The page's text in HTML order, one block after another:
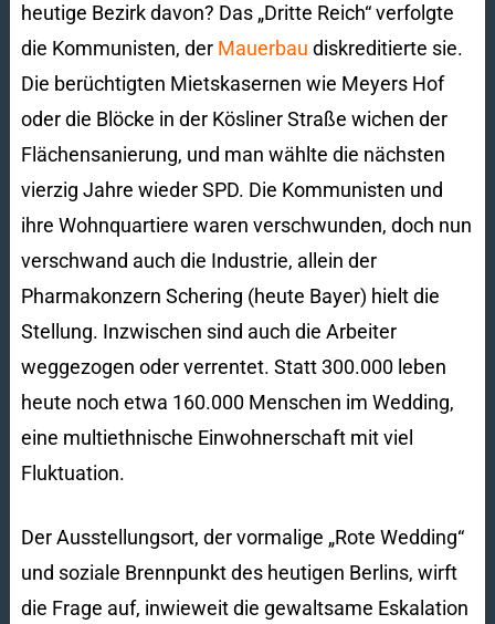
heutige Bezirk davon? Das „Dritte Reich“ verfolgte
die Kommunisten, der Mauerbau diskreditierte sie.
Die berüchtigten Mietskasernen wie Meyers Hof
oder die Blöcke in der Kösliner Straße wichen der
Flächensanierung, und man wählte die nächsten
vierzig Jahre wieder SPD. Die Kommunisten und
ihre Wohnquartiere waren verschwunden, doch nun
verschwand auch die Industrie, allein der
Pharmakonzern Schering (heute Bayer) hielt die
Stellung. Inzwischen sind auch die Arbeiter
weggezogen oder verrentet. Statt 300.000 leben
heute noch etwa 160.000 Menschen im Wedding,
eine multiethnische Einwohnerschaft mit viel
Fluktuation.
Der Ausstellungsort, der vormalige „Rote Wedding“
und soziale Brennpunkt des heutigen Berlins, wirft
die Frage auf, inwieweit die gewaltsame Eskalation